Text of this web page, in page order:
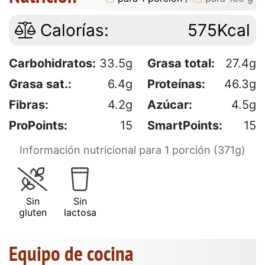
Calorías: 575Kcal
Carbohidratos: 33.5g Grasa total:
27.4g
Grasa sat.:
6.4g Proteínas:
46.3g
Fibras:
4.2g Azúcar:
4.5g
ProPoints:
15 SmartPoints: 15
Información nutricional para 1 porción (371g)
Sin
gluten
Sin
lactosa
Equipo de cocina